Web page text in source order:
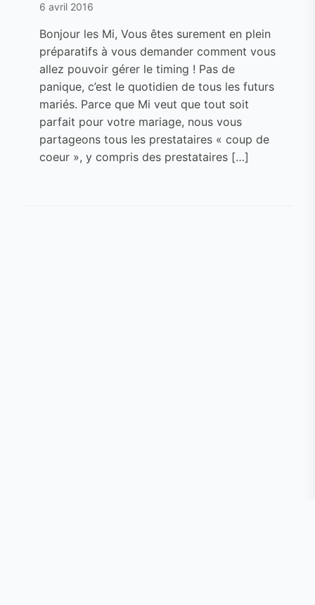
6 avril 2016
Bonjour les Mi, Vous êtes surement en plein
préparatifs à vous demander comment vous
allez pouvoir gérer le timing ! Pas de
panique, c’est le quotidien de tous les futurs
mariés. Parce que Mi veut que tout soit
parfait pour votre mariage, nous vous
partageons tous les prestataires « coup de
coeur », y compris des prestataires […]